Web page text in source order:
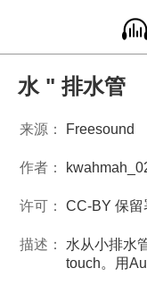
水 " 排水管
来源： Freesound
作者：
许可： CC-BY 保留
描述：
水从小排水
touch。用